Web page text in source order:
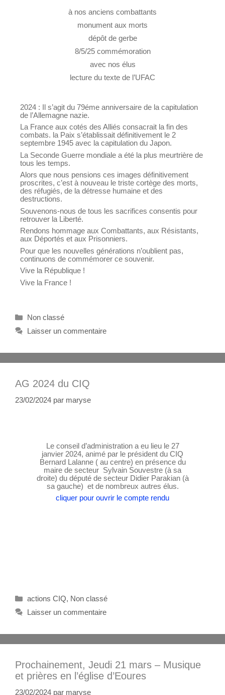
à nos anciens combattants
monument aux morts
dépôt de gerbe
8/5/25 commémoration
avec nos élus
lecture du texte de l’UFAC
2024 : Il s’agit du 79éme anniversaire de la capitulation
de l’Allemagne nazie.
La France aux cotés des Alliés consacrait la fin des
combats. la Paix s’établissait définitivement le 2
septembre 1945 avec la capitulation du Japon.
La Seconde Guerre mondiale a été la plus meurtrière de
tous les temps.
Alors que nous pensions ces images définitivement
proscrites, c’est à nouveau le triste cortège des morts,
des réfugiés, de la détresse humaine et des
destructions.
Souvenons-nous de tous les sacrifices consentis pour
retrouver la Liberté.
Rendons hommage aux Combattants, aux Résistants,
aux Déportés et aux Prisonniers.
Pour que les nouvelles générations n’oublient pas,
continuons de commémorer ce souvenir.
Vive la République !
Vive la France !
Non classé
Laisser un commentaire
AG 2024 du CIQ
23/02/2024 par maryse
Le conseil d’administration a eu lieu le 27
janvier 2024, animé par le président du CIQ
Bernard Lalanne ( au centre) en présence du
maire de secteur Sylvain Souvestre (à sa
droite) du député de secteur Didier Parakian (à
sa gauche) et de nombreux autres élus.
cliquer pour ouvrir le compte rendu
actions CIQ, Non classé
Laisser un commentaire
Prochainement, Jeudi 21 mars – Musique
et prières en l’église d’Eoures
23/02/2024 par maryse